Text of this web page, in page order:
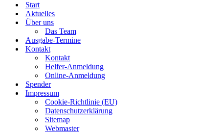
Start
Aktuelles
Über uns
Das Team
Ausgabe-Termine
Kontakt
Kontakt
Helfer-Anmeldung
Online-Anmeldung
Spender
Impressum
Cookie-Richtlinie (EU)
Datenschutzerklärung
Sitemap
Webmaster